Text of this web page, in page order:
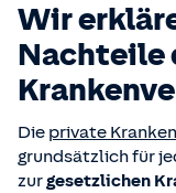
Wir
Nachteile
Die private
grundsätzlich für
zurgesetzlichen